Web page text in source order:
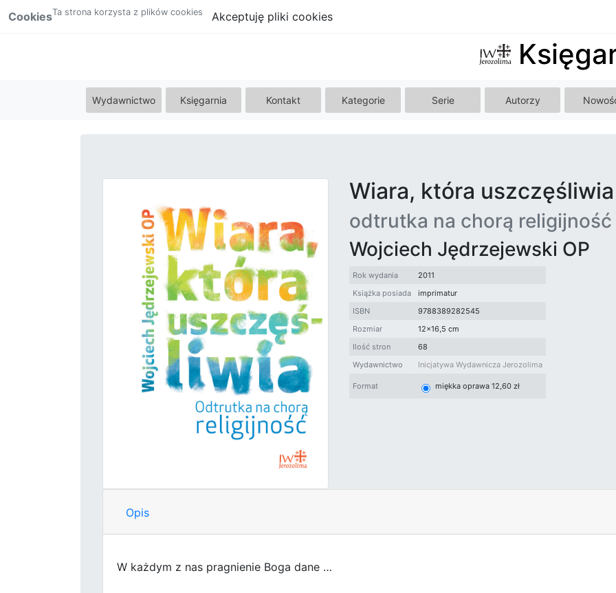
CookiesTa strona korzysta z plików cookies Akceptuję pliki cookies
Wydawnictwo Księgarnia Kontakt Kategorie Serie Autorzy
Wiara, która uszczęśliwia
odtrutka na chorą religijność
Wojciech Jędrzejewski OP
Rok wydania
2011
Książka posiada
imprimatur
ISBN
9788389282545
Rozmiar
12x16,5 cm
Ilość stron
68
Wydawnictwo
Inicjatywa Wydawnicza Jerozolima
Format miękka oprawa 12,60 zł
Opis
W każdym z nas pragnienie Boga dane …